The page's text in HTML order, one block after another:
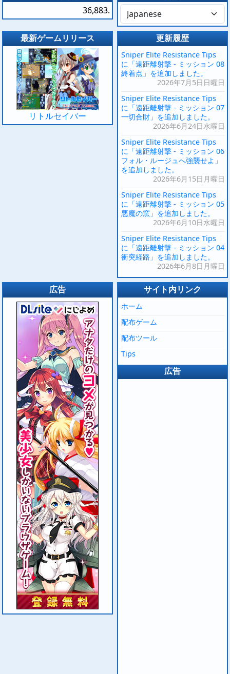
36,883.
最新ゲームリリース
リトルセイバー
更新履歴
Sniper Elite Resistance Tips
に「遠距離射撃 - ミッション 08
終着点」を追加しました。
2026年7月5日日曜日
Sniper Elite Resistance Tips
に「遠距離射撃 - ミッション 07
一切合財」を追加しました。
2026年6月24日水曜日
Sniper Elite Resistance Tips
に「遠距離射撃 - ミッション 06
フォル・ルージュへ強襲せよ」
を追加しました。
2026年6月15日月曜日
Sniper Elite Resistance Tips
に「遠距離射撃 - ミッション 05
悪魔の窯」を追加しました。
2026年6月10日水曜日
Sniper Elite Resistance Tips
に「遠距離射撃 - ミッション 04
衝突経路」を追加しました。
2026年6月8日月曜日
広告 サイト内リンク
ホーム
配布ゲーム
配布ツール
Tips
広告